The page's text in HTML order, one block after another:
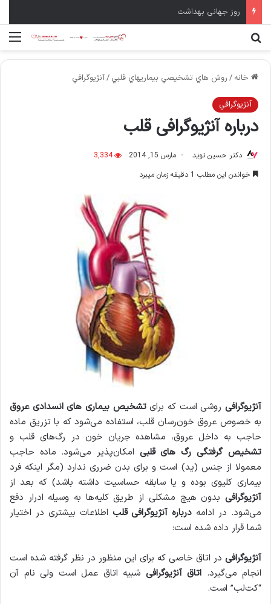
روز جهانی بهداشت
خانه / روش هاي تشخيصي بيماريهاي قلبي /آنژيوگرافي
آنژيوگرافي
درباره آنژیوگرافی قلب
دکتر حسین نوید مارس 15, 2014
3,334
خواندن این مطلب 1 دقیقه زمان میبرد
آنژیوگرافیروشی است که برایتشخیص بیماری های انسدادی عروق
به خصوص عروق خون‌رسان قلب، استفاده می‌شود که با تزریق ماده
حاجب به داخل عروق، مشاهده جریان خون در رگ‌های قلب و
تشخیص گرفتگی رگ های قلبی امکان‌پذیر می‌شود. ماده حاجب
معمولا از جنس (ید) است و برای بدن ضرری ندارد (مگر اینکه فرد
بیماری کلیوی بوده و یا سابقه حساسیت داشته باشد) که بعد از
آنژیوگرافی بدون هیچ مشکلی از طریق کلیه‌ها به وسیله ادرار دفع
می‌شود. در ادامه درباره آنژیوگرافی قلب اطلاعات بیشتری در اختیار
شما قرار داده شده است:
آنژیوگرافی در اتاق خاصی که برای این منظور در نظر گرفته شده است
انجام می‌گیرد. اتاق آنژیوگرافی شبیه اتاق عمل است ولی نام آن
“کت‌لب” است.